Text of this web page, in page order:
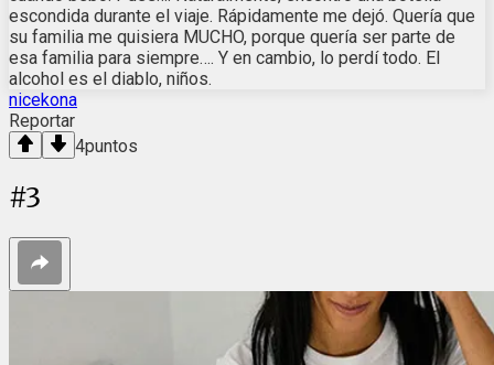
escondida durante el viaje. Rápidamente me dejó. Quería que
su familia me quisiera MUCHO, porque quería ser parte de
esa familia para siempre…. Y en cambio, lo perdí todo. El
alcohol es el diablo, niños.
nicekona
Reportar
4puntos
#3